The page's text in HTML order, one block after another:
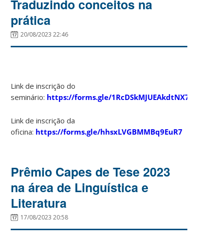
Traduzindo conceitos na
prática
20/08/2023 22:46
Link de inscrição do
seminário: https://forms.gle/1RcDSkMJUEAkdtNX7
Link de inscrição da
oficina: https://forms.gle/hhsxLVGBMMBq9EuR7
Prêmio Capes de Tese 2023
na área de Linguística e
Literatura
17/08/2023 20:58